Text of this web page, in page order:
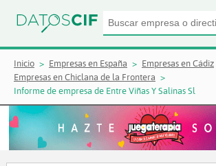
Inicio Empresas en España
Empresas en Cádiz
Empresas en Chiclana de la Frontera
Informe de empresa de Entre Viñas Y Salinas Sl